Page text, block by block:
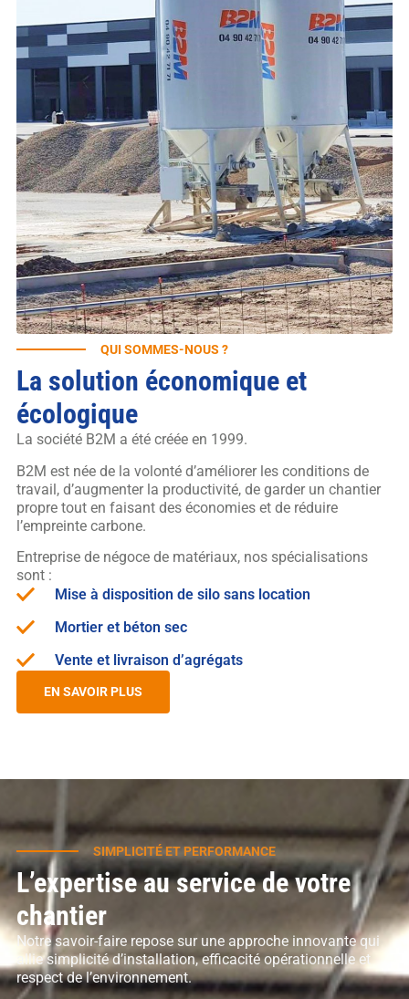
QUI SOMMES-NOUS ?
La solution économique et
écologique
La société B2M a été créée en 1999.
B2M est née de la volonté d’améliorer les conditions de
travail, d’augmenter la productivité, de garder un chantier
propre tout en faisant des économies et de réduire
l’empreinte carbone.
Entreprise de négoce de matériaux, nos spécialisations
sont :
Mise à disposition de silo sans location
Mortier et béton sec
Vente et livraison d’agrégats
EN SAVOIR PLUS
SIMPLICITÉ ET PERFORMANCE
L’expertise au service de votre
chantier
Notre savoir-faire repose sur une approche innovante qui
allie simplicité d’installation, efficacité opérationnelle et
respect de l’environnement.